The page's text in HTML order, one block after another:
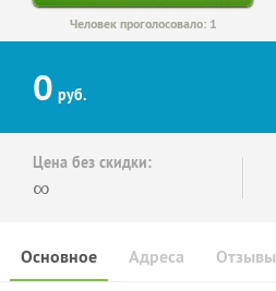
Человек проголосовало: 1
0 руб.
Цена без скидки:
∞
Основное Отзывы
Адреса